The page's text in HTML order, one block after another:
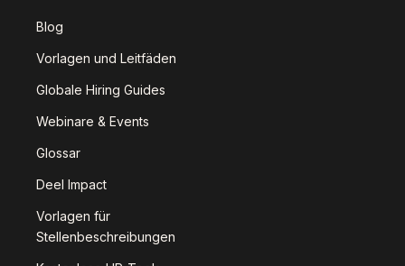
Blog
Vorlagen und Leitfäden
Globale Hiring Guides
Webinare & Events
Glossar
Deel Impact
Vorlagen für
Stellenbeschreibungen